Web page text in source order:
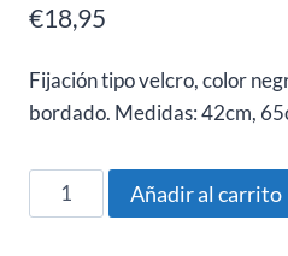
€18,95
Fijación tipo velcro, color
bordado. Medidas: 42cm,
Juego
de
Añadir al carrito